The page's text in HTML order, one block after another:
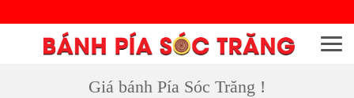
Menu
Giá bánh Pía Sóc Trăng !